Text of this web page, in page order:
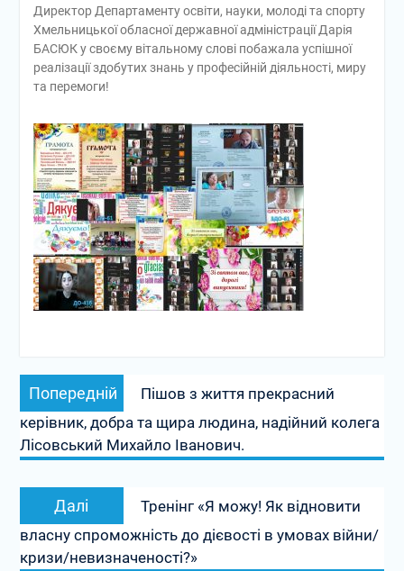
Директор Департаменту освіти, науки, молоді та спорту
Хмельницької обласної державної адміністрації Дарія
БАСЮК у своєму вітальному слові побажала успішної
реалізації здобутих знань у професійній діяльності, миру
та перемоги!
Навігація
записів
Попередній
Попередній
запис:
Пішов з життя прекрасний
керівник, добра та щира людина, надійний колега
Лісовський Михайло Іванович.
Далі
Наступний
запис:
Тренінг «Я можу! Як відновити
власну спроможність до дієвості в умовах війни/
кризи/невизначеності?»